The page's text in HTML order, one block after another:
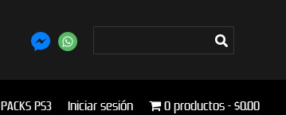
PACKS PS3 Iniciar sesión 0 productos $0.00